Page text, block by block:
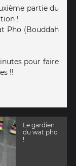
partie du
!
Pho (Bouddah
pour faire
!!
Le gardien
du wat pho
!